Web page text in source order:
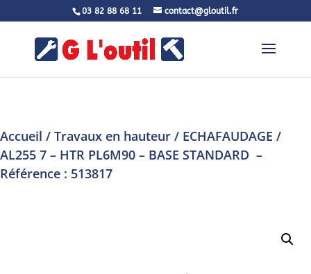
03 82 88 68 11 contact@gloutil.fr
Accueil / Travaux en hauteur / ECHAFAUDAGE /
AL255 7 – HTR PL6M90 – BASE STANDARD –
Référence : 513817